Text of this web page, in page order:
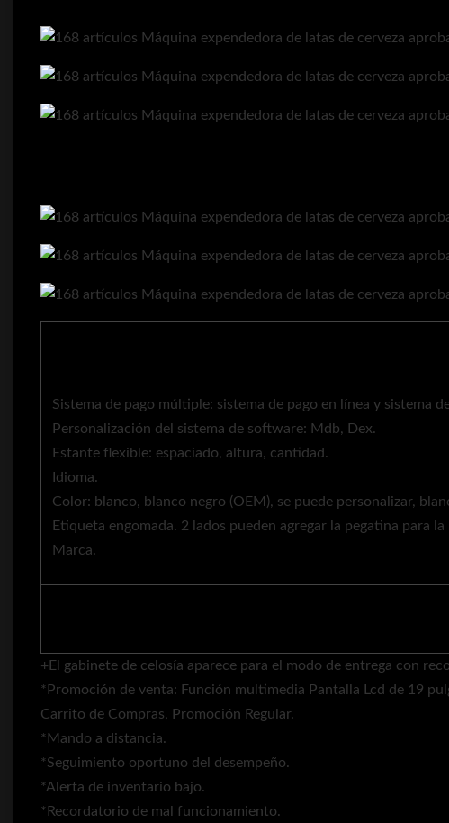
Sistema de pago múltiple: sistema de pago en línea y sistema
Personalización del sistema de software: Mdb, Dex.
Estante flexible: espaciado, altura, cantidad.
Idioma.
Color: blanco, blanco negro (OEM), se puede personalizar,
Etiqueta engomada. 2 lados pueden agregar la pegatina para la
Marca.
+El gabinete de celosía aparece para el modo de entrega con
*Promoción de venta: Función multimedia Pantalla Lcd de 19
Carrito de Compras, Promoción Regular.
*Mando a distancia.
*Seguimiento oportuno del desempeño.
*Alerta de inventario bajo.
*Recordatorio de mal funcionamiento.